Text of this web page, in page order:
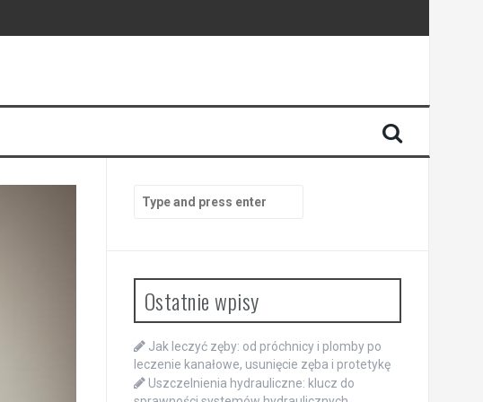
for:
Ostatnie wpisy
Jak leczyć zęby: od próchnicy i plomby po
leczenie kanałowe, usunięcie zęba i protetykę
Uszczelnienia hydrauliczne: klucz do